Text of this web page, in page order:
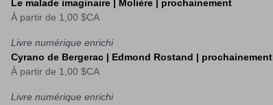
Le malade imaginaire | Molière | prochainement
À partir de 1,00 $CA
Livre numérique enrichi
Cyrano de Bergerac | Edmond Rostand | prochainement
À partir de 1,00 $CA
Livre numérique enrichi